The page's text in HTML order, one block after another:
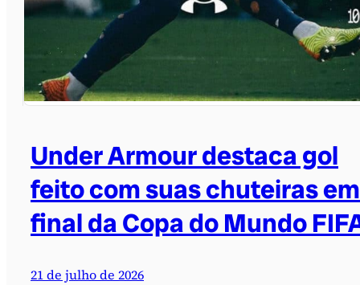
Under Armour destaca gol
feito com suas chuteiras em
final da Copa do Mundo
21 de julho de 2026